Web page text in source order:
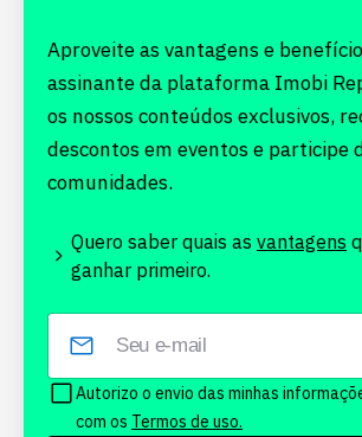
Aproveite as vantagens e
assinante da plataforma Imobi
os nossos conteúdos exclusivos,
descontos em eventos e participe
comunidades.
Quero saber quais as vantagens
ganhar primeiro.
Autorizo o envio das minhas
com os Termos de uso.